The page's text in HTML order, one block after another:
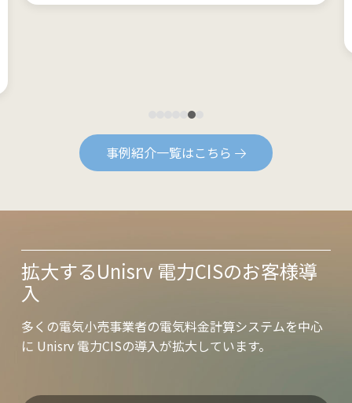
事例紹介一覧はこちら
拡大するUnisrv 電力CISのお客様導
入
多くの電気小売事業者の電気料金計算システムを中心
に Unisrv 電力CISの導入が拡大しています。